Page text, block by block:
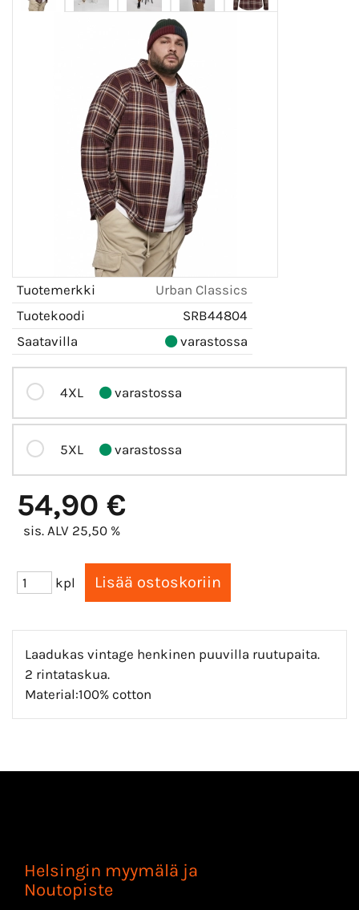
Tuotemerkki
Urban Classics
Tuotekoodi
SRB44804
Saatavilla
varastossa
4XL varastossa
5XL varastossa
54,90 €
sis. ALV 25,50 %
kpl
Laadukas vintage henkinen puuvilla ruutupaita.
2 rintataskua.
Material:100% cotton
Helsingin myymälä ja
Noutopiste